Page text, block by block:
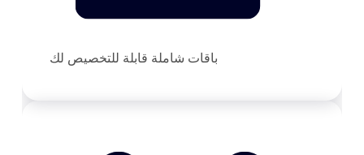
باقات شاملة قابلة للتخصيص لك